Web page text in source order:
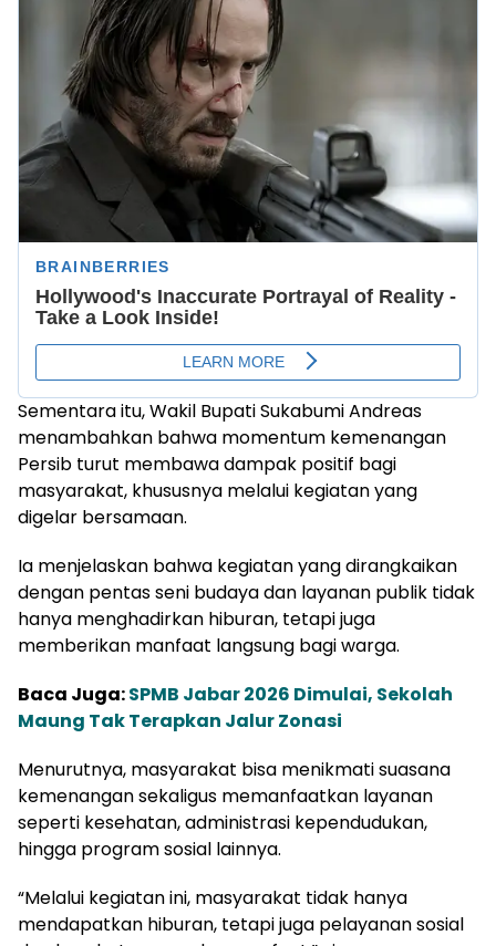
Sementara itu, Wakil Bupati Sukabumi Andreas
menambahkan bahwa momentum kemenangan
Persib turut membawa dampak positif bagi
masyarakat, khususnya melalui kegiatan yang
digelar bersamaan.
Ia menjelaskan bahwa kegiatan yang dirangkaikan
dengan pentas seni budaya dan layanan publik tidak
hanya menghadirkan hiburan, tetapi juga
memberikan manfaat langsung bagi warga.
Baca Juga:SPMB Jabar 2026 Dimulai, Sekolah
Maung Tak Terapkan Jalur Zonasi
Menurutnya, masyarakat bisa menikmati suasana
kemenangan sekaligus memanfaatkan layanan
seperti kesehatan, administrasi kependudukan,
hingga program sosial lainnya.
“Melalui kegiatan ini, masyarakat tidak hanya
mendapatkan hiburan, tetapi juga pelayanan sosial